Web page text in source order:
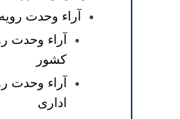
آراء وحدت رویه
آراء وحدت
کشور
آراء وحدت
اداری